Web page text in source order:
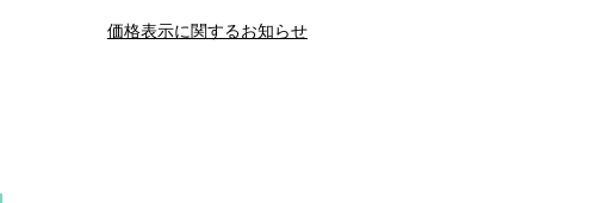
夫との関係
新津春子 どか食い
価格表示に関するお知らせ